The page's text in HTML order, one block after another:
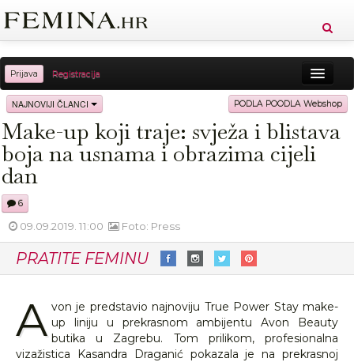
Prijava Registracija
Sreća Zdravlje Vitkost
Moda Ljubav Relax Putovanja Recepti
NAJNOVIJI ČLANCI PODLA POODLA Webshop
Make-up koji traje: svježa i blistava
boja na usnama i obrazima cijeli
dan
6
09.09.2019. 11:00 Foto: Press
PRATITE FEMINU
A von je predstavio najnoviju True Power Stay make-
up liniju u prekrasnom ambijentu Avon Beauty
butika u Zagrebu. Tom prilikom, profesionalna
vizažistica Kasandra Draganić pokazala je na prekrasnoj